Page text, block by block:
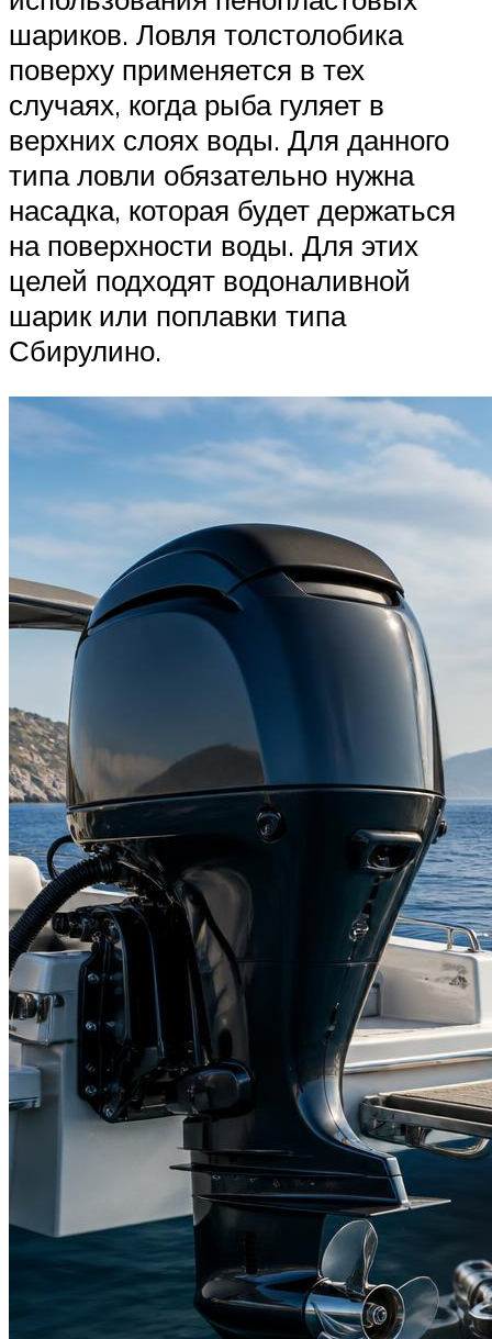
шариков. Ловля толстолобика
поверху применяется в тех
случаях, когда рыба гуляет в
верхних слоях воды. Для данного
типа ловли обязательно нужна
насадка, которая будет держаться
на поверхности воды. Для этих
целей подходят водоналивной
шарик или поплавки типа
Сбирулино.